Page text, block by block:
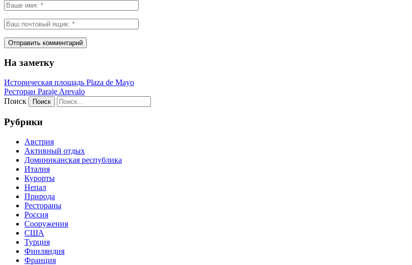
На заметку
Историческая площадь Plaza de Mayo
Ресторан Paraje Arevalo
Поиск
Рубрики
Австрия
Активный отдых
Доминиканская республика
Италия
Курорты
Непал
Природа
Рестораны
Россия
Сооружения
США
Турция
Финляндия
Франция